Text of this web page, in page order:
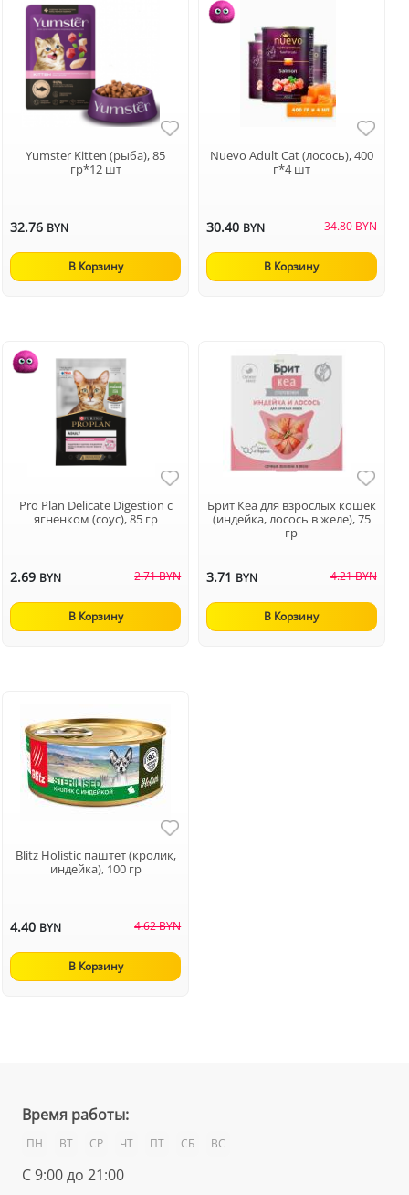
Yumster Kitten (рыба), 85
гр*12 шт
32.76 BYN
В Корзину
Nuevo Adult Cat (лосось), 400
г*4 шт
30.40 BYN 34.80 BYN
В Корзину
Pro Plan Delicate Digestion с
ягненком (соус), 85 гр
2.69 BYN 2.71 BYN
В Корзину
Брит Кеа для взрослых кошек
(индейка, лосось в желе), 75
гр
3.71 BYN 4.21 BYN
В Корзину
Blitz Holistic паштет (кролик,
индейка), 100 гр
4.40 BYN 4.62 BYN
В Корзину
Время работы:
ПН ВТ СР ЧТ ПТ СБ ВС
С 9:00 до 21:00